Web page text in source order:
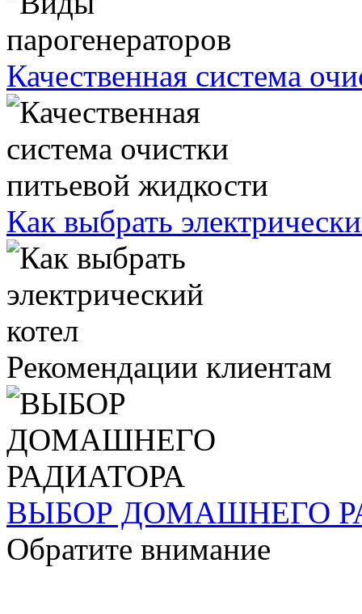
Качественная система
Как выбрать
Рекомендации клиентам
ВЫБОР ДОМАШНЕГО
Обратите внимание